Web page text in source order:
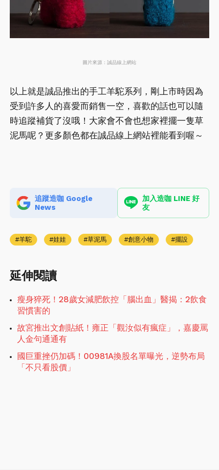
圖片來源：誠品線上網站
以上就是誠品推出的手工羊駝系列，剛上市時因為
受到許多人的喜愛而銷售一空，喜歡的話也可以隨
時追蹤補貨了沒哦！大家會不會也想家裡擺一隻草
泥馬呢？更多顏色都在誠品線上網站裡能看到喔～
追蹤造咖 Google
News
加入造咖 LINE 好
友
羊駝 娃娃 草泥馬 創意小物 擺設
延伸閱讀
瘦身猝死！28歲女減肥飲控「腦出血」醫揭：2飲食
習慣害的
故宮推出文創貼紙！雍正「觀汝似有瘋症」，嘉慶罵
人金句通通有
國巨重挫仍加碼！00981A換股名單曝光，逆勢布局
「不只看股價」